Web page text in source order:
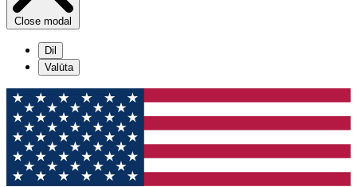
Close modal
Dil
Valūta